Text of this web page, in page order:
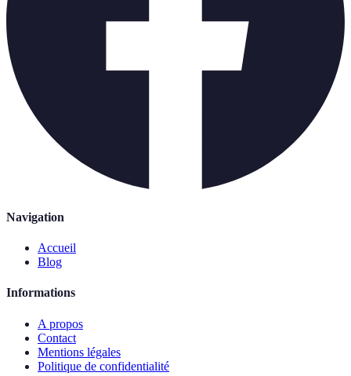
Navigation
Accueil
Blog
Informations
A propos
Contact
Mentions légales
Politique de confidentialité